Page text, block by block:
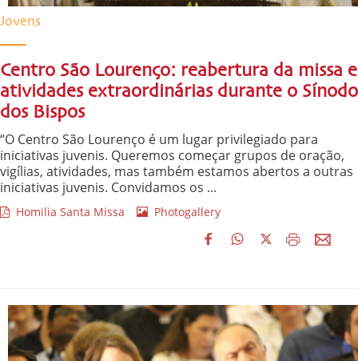
Jovens
Centro São Lourenço: reabertura da missa e
atividades extraordinárias durante o Sínodo
dos Bispos
“O Centro São Lourenço é um lugar privilegiado para
iniciativas juvenis. Queremos começar grupos de oração,
vigílias, atividades, mas também estamos abertos a outras
iniciativas juvenis. Convidamos os ...
Homilia Santa Missa Photogallery